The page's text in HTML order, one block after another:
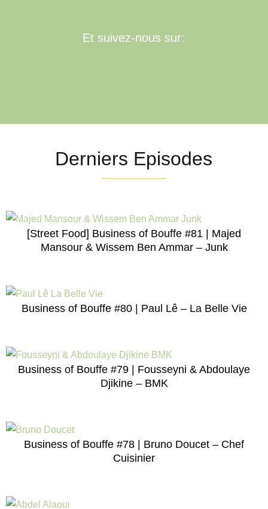
Et suivez-nous sur:
Derniers Episodes
[Street Food] Business of Bouffe #81 | Majed
Mansour & Wissem Ben Ammar – Junk
Business of Bouffe #80 | Paul Lê – La Belle Vie
Business of Bouffe #79 | Fousseyni & Abdoulaye
Djikine – BMK
Business of Bouffe #78 | Bruno Doucet – Chef
Cuisinier